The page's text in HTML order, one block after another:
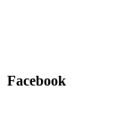
Facebook